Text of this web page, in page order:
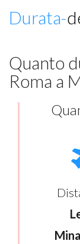
Durata-
Quanto
Roma a